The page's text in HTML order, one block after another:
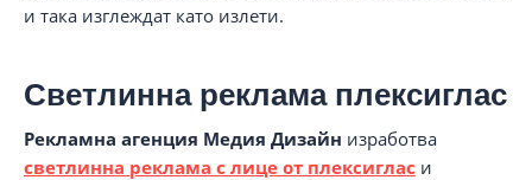
и така изглеждат като излети.
Светлинна реклама плексиглас
Рекламна агенция Медия Дизайн изработва
светлинна реклама с лице от плексиглас и